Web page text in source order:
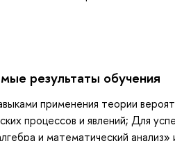
результаты обучения
применения теории
процессов и явлений; Для
и математический